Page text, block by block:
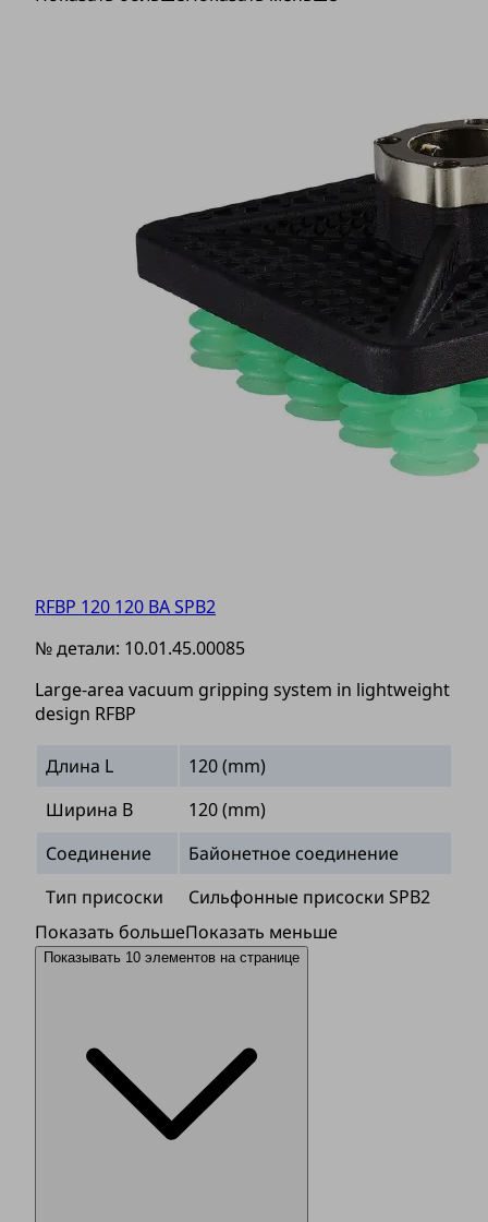
RFBP 120 120 BA SPB2
№ детали: 10.01.45.00085
Large-area vacuum gripping system in lightweight
design RFBP
Длина L
120 (mm)
Ширина B
120 (mm)
Соединение
Байонетное соединение
Тип присоски
Сильфонные присоски SPB2
Показать большеПоказать меньше
Показывать 10 элементов на странице